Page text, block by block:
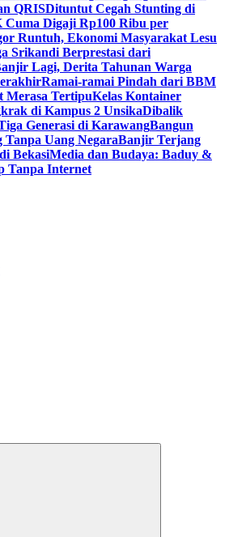
QRISDituntut Cegah Stunting di
Digaji Rp100 Ribu per
Runtuh, Ekonomi Masyarakat Lesu
Srikandi Berprestasi dari
Lagi, Derita Tahunan Warga
Ramai-ramai Pindah dari BBM
Merasa TertipuKelas Kontainer
di Kampus 2 UnsikaDibalik
Generasi di KarawangBangun
Uang NegaraBanjir Terjang
BekasiMedia dan Budaya: Baduy &
Tanpa Internet